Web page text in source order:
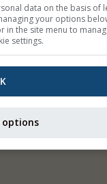
data on the basis of
your options
in the site menu to
settings.
options